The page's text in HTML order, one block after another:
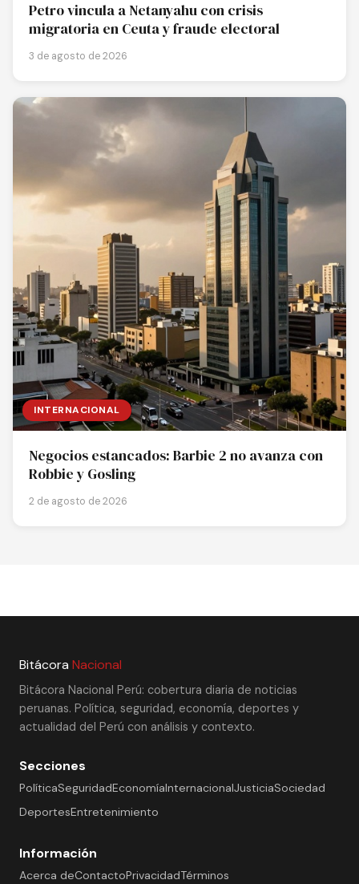
Petro vincula a Netanyahu con crisis
migratoria en Ceuta y fraude electoral
3 de agosto de 2026
INTERNACIONAL
Negocios estancados: Barbie 2 no avanza con
Robbie y Gosling
2 de agosto de 2026
Bitácora Nacional
Bitácora Nacional Perú: cobertura diaria de noticias
peruanas. Política, seguridad, economía, deportes y
actualidad del Perú con análisis y contexto.
Secciones
PolíticaSeguridadEconomíaInternacionalJusticiaSociedad
DeportesEntretenimiento
Información
Acerca deContactoPrivacidadTérminos